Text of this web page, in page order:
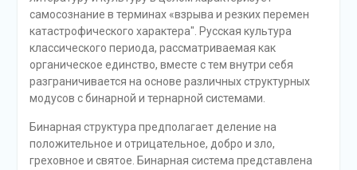
самосознание в терминах «взрыва и резких перемен
катастрофического характера". Русская культура
классического периода, рассматриваемая как
органическое единство, вместе с тем внутри себя
разграничивается на основе различных структурных
модусов с бинарной и тернарной системами.
Бинарная структура предполагает деление на
положительное и отрицательное, добро и зло,
греховное и святое. Бинарная система представлена